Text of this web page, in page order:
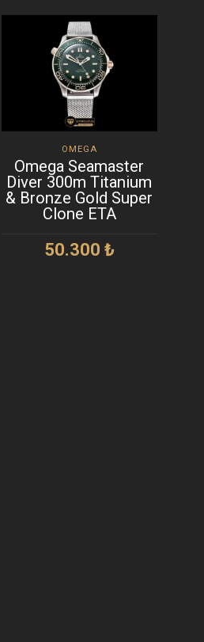
OMEGA
Omega Seamaster
Diver 300m Titanium
& Bronze Gold Super
Clone ETA
50.300 ₺